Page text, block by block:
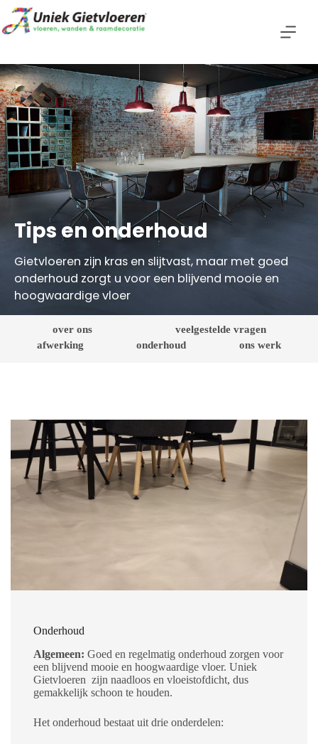
de
Tips en onderhoud
Gietvloeren zijn kras en slijtvast, maar met goed
onderhoud zorgt u voor een blijvend mooie en
hoogwaardige vloer
over ons
veelgestelde vragen
afwerking
onderhoud ons werk
Onderhoud
Algemeen: Goed en regelmatig onderhoud zorgen voor
een blijvend mooie en hoogwaardige vloer. Uniek
Gietvloeren zijn naadloos en vloeistofdicht, dus
gemakkelijk schoon te houden.
Het onderhoud bestaat uit drie onderdelen: